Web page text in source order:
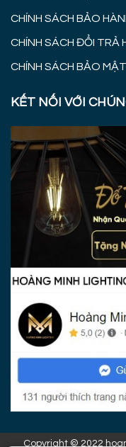
CHÍNH SÁCH BẢO
CHÍNH SÁCH ĐỔI TRẢ
CHÍNH SÁCH BẢO MẬT
KẾT NỐI VỚI
Copyright © 2022